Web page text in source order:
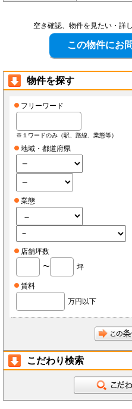
空き確認、物件を見たい・詳
物件を探す
フリーワード
※１ワードのみ（駅、路線、業態等）
地域・都道府県
業態
店舗坪数
〜
坪
賃料
万円以下
こだわり検索